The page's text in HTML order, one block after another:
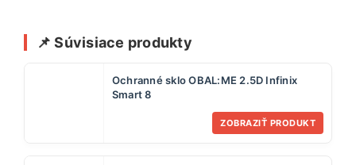
📌 Súvisiace produkty
Ochranné sklo OBAL:ME 2.5D Infinix
Smart 8
ZOBRAZIŤ PRODUKT